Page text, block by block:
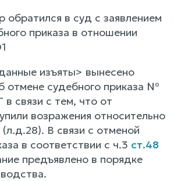
обратился в суд с заявлением
приказа в отношении
изъяты> вынесено
отмене судебного приказа №
связи с тем, что от
возражения относительно
(л.д.28). В связи с отменой
в соответствии с ч.3 ст.48
предъявлено в порядке